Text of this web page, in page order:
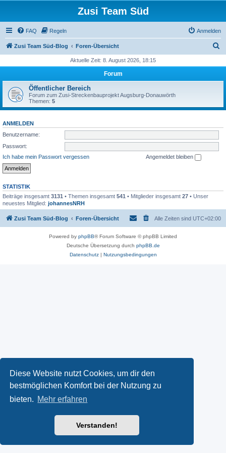
Diese Website nutzt Cookies, um dir den
bestmöglichen Komfort bei der Nutzung zu
bieten. Mehr erfahren
Verstanden!
Zusi Team Süd
FAQ Regeln Anmelden
Zusi Team Süd-Blog Foren-Übersicht
h
Aktuelle Zeit: 8. August 2026, 18:15
Forum
Öffentlicher Bereich
Forum zum Zusi-Streckenbauprojekt Augsburg-Donauwörth
Themen: 5
ANMELDEN
Benutzername:
Passwort:
Ich habe mein Passwort vergessen
Angemeldet bleiben
STATISTIK
Beiträge insgesamt 3131 • Themen insgesamt 541 • Mitglieder insgesamt 27 • Unser
neuestes Mitglied: johannesNRH
Zusi Team Süd-Blog Foren-Übersicht Alle Zeiten sind UTC+02:00
Powered by phpBB® Forum Software © phpBB Limited
Deutsche Übersetzung durch phpBB.de
Datenschutz| Nutzungsbedingungen